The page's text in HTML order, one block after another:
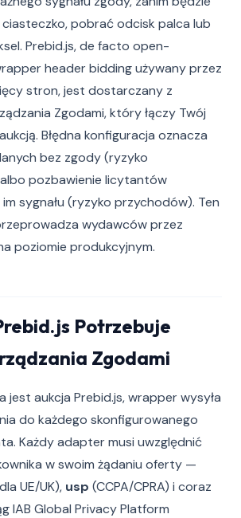
ciasteczko, pobrać odcisk palca lub
Prebid.js, de facto open-
header bidding używany przez
stron, jest dostarczany z
Zgodami, który łączy Twój
Błędna konfiguracja oznacza
bez zgody (ryzyko
pozbawienie licytantów
sygnału (ryzyko przychodów). Ten
wydawców przez
poziomie produkcyjnym.
Potrzebuje
Zgodami
jest aukcja Prebid.js, wrapper wysyła
do każdego skonfigurowanego
Każdy adapter musi uwzględnić
w swoim żądaniu oferty —
UE/UK), usp (CCPA/CPRA) i coraz
IAB Global Privacy Platform